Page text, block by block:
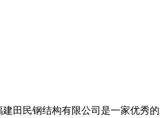
田民钢结构有限公司是一家优秀的